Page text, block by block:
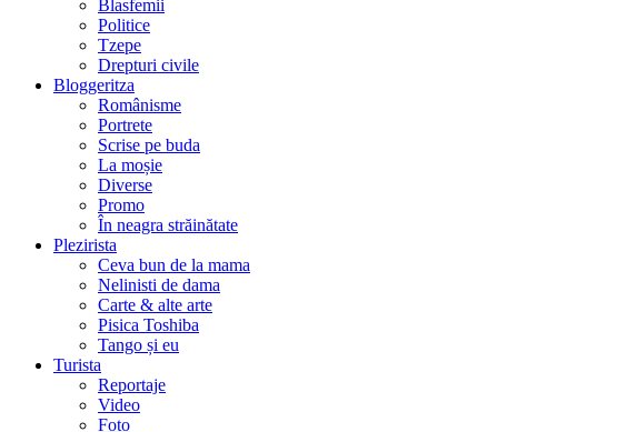
Blasfemii
Politice
Tzepe
Drepturi civile
Bloggeritza
Românisme
Portrete
Scrise pe buda
La moșie
Diverse
Promo
În neagra străinătate
Plezirista
Ceva bun de la mama
Nelinisti de dama
Carte & alte arte
Pisica Toshiba
Tango și eu
Turista
Reportaje
Video
Foto